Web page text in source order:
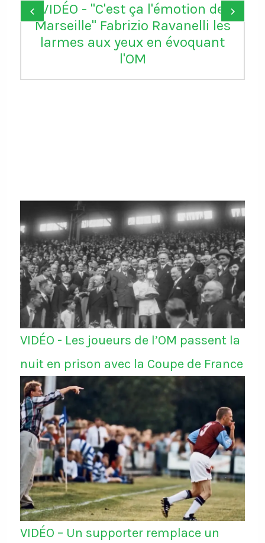
VIDÉO - "C'est ça l'émotion de
Marseille" Fabrizio Ravanelli les
larmes aux yeux en évoquant
l'OM
‹ ›
VIDÉO - Les joueurs de l’OM passent la
nuit en prison avec la Coupe de France
VIDÉO – Un supporter remplace un